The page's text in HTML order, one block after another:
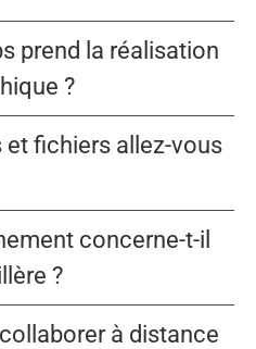
prend la réalisation
?
fichiers allez-vous
concerne-t-il
?
à distance